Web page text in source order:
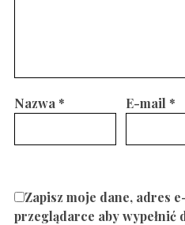
Nazwa * E-mail *
Zapisz moje dane, adres
przeglądarce aby wypełnić